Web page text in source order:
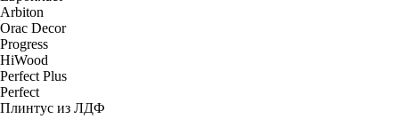
Arbiton
Orac Decor
Progress
HiWood
Perfect Plus
Perfect
Плинтус из ЛДФ